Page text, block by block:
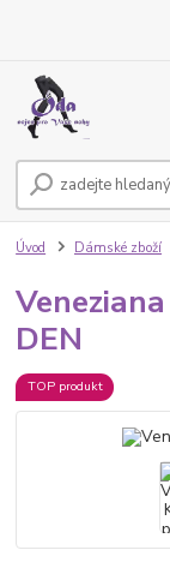
Úvod Dámské zboží
DEN
TOP produkt